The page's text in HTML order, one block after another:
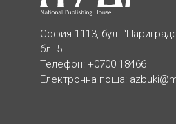
София 1113, бул.
бл. 5
Телефон: +0700 18466
Електронна поща: